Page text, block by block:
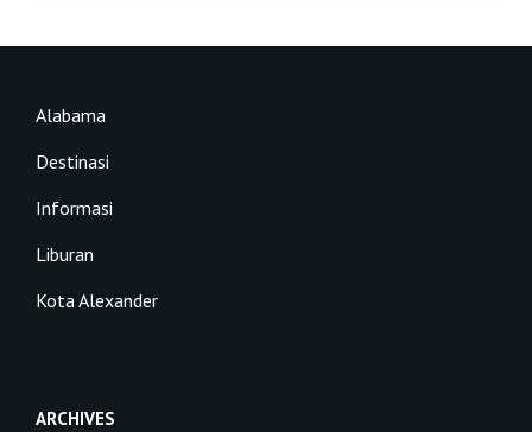
Alabama
Destinasi
Informasi
Liburan
Kota Alexander
ARCHIVES